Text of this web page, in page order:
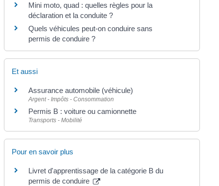
Mini moto, quad : quelles règles pour la
déclaration et la conduite ?
Quels véhicules peut-on conduire sans
permis de conduire ?
Et aussi
Assurance automobile (véhicule)
Argent - Impôts - Consommation
Permis B : voiture ou camionnette
Transports - Mobilité
Pour en savoir plus
Livret d'apprentissage de la catégorie B du
permis de conduire